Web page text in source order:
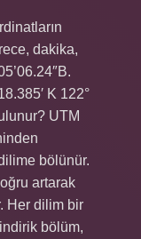
dakika,
K 122°
UTM
bölünür.
artarak
Her dilim bir
bölüm,